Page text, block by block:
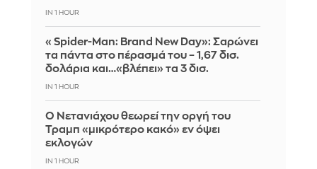
IN 1 HOUR
«Spider-Man: Brand New Day»: Σαρώνει
τα πάντα στο πέρασμά του – 1,67 δισ.
δολάρια και…«βλέπει» τα 3 δισ.
IN 1 HOUR
Ο Νετανιάχου θεωρεί την οργή του
Τραμπ «μικρότερο κακό» εν όψει
εκλογών
IN 1 HOUR